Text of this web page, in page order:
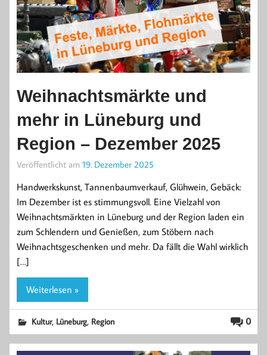
Weihnachtsmärkte und
mehr in Lüneburg und
Region – Dezember 2025
Veröffentlicht am 19. Dezember 2025
Handwerkskunst, Tannenbaumverkauf, Glühwein, Gebäck:
Im Dezember ist es stimmungsvoll. Eine Vielzahl von
Weihnachtsmärkten in Lüneburg und der Region laden ein
zum Schlendern und Genießen, zum Stöbern nach
Weihnachtsgeschenken und mehr. Da fällt die Wahl wirklich
[…]
Weiterlesen »
0
Kultur, Lüneburg, Region